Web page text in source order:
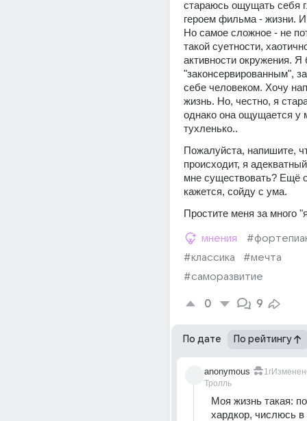
стараюсь ощущать себя
героем фильма - жизни. И
Но самое сложное - не
такой суетности,
активности окружения. Я
"законсервированным",
себе человеком. Хочу
жизнь. Но, честно, я
однако она ощущается у
тухленько..
Пожалуйста, напишите,
происходит, я
мне существовать? Ещё
кажется, сойду с ума.
Простите меня за много
мнения
#классика
#мечта
#саморазвитие
0 9
По дате По рейтингу
anonymous
Тролль
1г
Моя жизнь такая:
хардкор, числюсь в